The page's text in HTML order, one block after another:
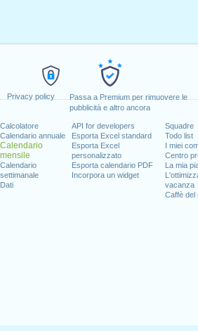
Privacy policy
Passa a Premium per rimuovere le
pubblicità e altro ancora
Calcolatore
Calendario annuale
Calendario
mensile
Calendario
settimanale
Dati
API for developers
Esporta Excel standard
Esporta Excel
personalizzato
Esporta calendario PDF
Incorpora un widget
Squadre
Todo list
I miei
Centro
La mia
vacanza
Caffè del